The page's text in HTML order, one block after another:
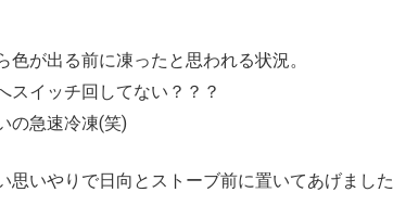
色が出る前に凍ったと思われる状況。
スイッチ回してない？？？
の急速冷凍(笑)
思いやりで日向とストーブ前に置いてあげました